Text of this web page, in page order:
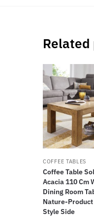
COFFEE TABLES
Coffee Table
Acacia 110 Cm
Dining Room
Nature-
Style Side